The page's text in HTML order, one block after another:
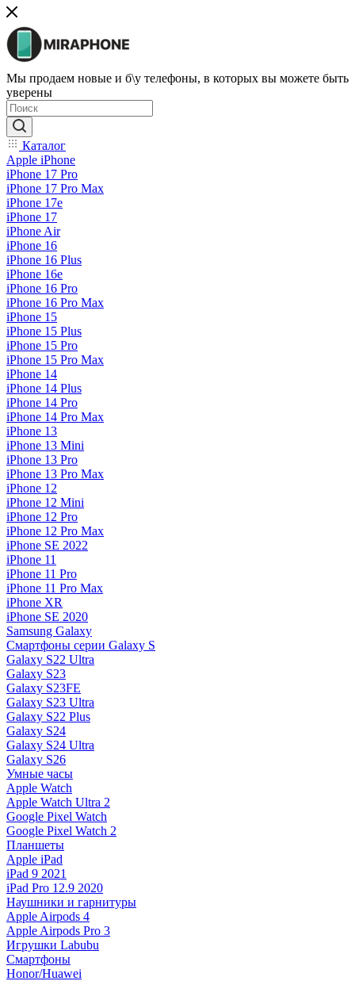
Мы продаем новые и б\у телефоны, в которых вы можете быть
уверены
Каталог
Apple iPhone
iPhone 17 Pro
iPhone 17 Pro Max
iPhone 17e
iPhone 17
iPhone Air
iPhone 16
iPhone 16 Plus
iPhone 16e
iPhone 16 Pro
iPhone 16 Pro Max
iPhone 15
iPhone 15 Plus
iPhone 15 Pro
iPhone 15 Pro Max
iPhone 14
iPhone 14 Plus
iPhone 14 Pro
iPhone 14 Pro Max
iPhone 13
iPhone 13 Mini
iPhone 13 Pro
iPhone 13 Pro Max
iPhone 12
iPhone 12 Mini
iPhone 12 Pro
iPhone 12 Pro Max
iPhone SE 2022
iPhone 11
iPhone 11 Pro
iPhone 11 Pro Max
iPhone XR
iPhone SE 2020
Samsung Galaxy
Смартфоны серии Galaxy S
Galaxy S22 Ultra
Galaxy S23
Galaxy S23FE
Galaxy S23 Ultra
Galaxy S22 Plus
Galaxy S24
Galaxy S24 Ultra
Galaxy S26
Умные часы
Apple Watch
Apple Watch Ultra 2
Google Pixel Watch
Google Pixel Watch 2
Планшеты
Apple iPad
iPad 9 2021
iPad Pro 12.9 2020
Наушники и гарнитуры
Apple Airpods 4
Apple Airpods Pro 3
Игрушки Labubu
Смартфоны
Honor/Huawei